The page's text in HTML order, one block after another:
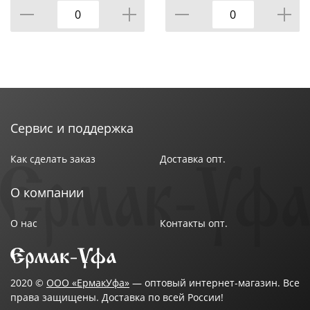
Сервис и поддержка
Как сделать заказ Доставка опт.
О компании
О нас Контакты опт.
2020 © ООО «ЕрмакУфа» — оптовый интернет-магазин. Все
права защищены. Доставка по всей России!